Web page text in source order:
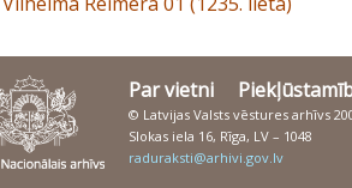
Par vietni
© Latvijas Valsts vēstures arhīvs
Slokas iela 16, Rīga, LV – 1048
raduraksti@arhivi.gov.lv